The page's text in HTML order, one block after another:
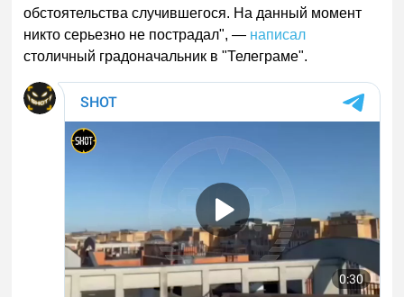
обстоятельства случившегося. На данный момент
никто серьезно не пострадал", — написал
столичный градоначальник в "Телеграме".